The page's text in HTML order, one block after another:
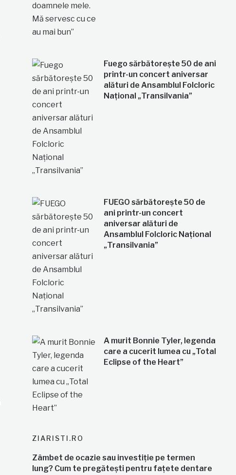
Fuego sărbătorește 50 de ani
printr-un concert aniversar
alături de Ansamblul Folcloric
Național „Transilvania”
FUEGO sărbătorește 50 de
ani printr-un concert
aniversar alături de
Ansamblul Folcloric Național
„Transilvania”
A murit Bonnie Tyler, legenda
care a cucerit lumea cu „Total
Eclipse of the Heart”
ZIARISTI.RO
Zâmbet de ocazie sau investiție pe termen
lung? Cum te pregătești pentru fațete dentare